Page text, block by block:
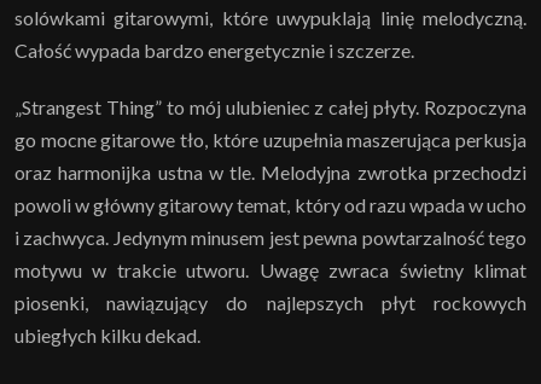
solówkami gitarowymi, które uwypuklają linię melodyczną.
Całość wypada bardzo energetycznie i szczerze.
„Strangest Thing” to mój ulubieniec z całej płyty. Rozpoczyna
go mocne gitarowe tło, które uzupełnia maszerująca perkusja
oraz harmonijka ustna w tle. Melodyjna zwrotka przechodzi
powoli w główny gitarowy temat, który od razu wpada w ucho
i zachwyca. Jedynym minusem jest pewna powtarzalność tego
motywu w trakcie utworu. Uwagę zwraca świetny klimat
piosenki, nawiązujący do najlepszych płyt rockowych
ubiegłych kilku dekad.